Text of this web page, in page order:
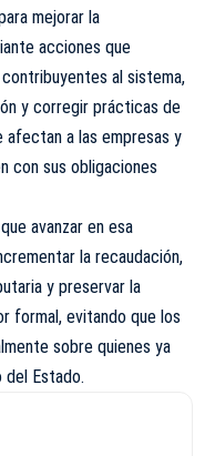
mejorar la
acciones que
al sistema,
y corregir prácticas de
a las empresas y
con sus obligaciones
avanzar en esa
la recaudación,
y preservar la
formal, evitando que los
sobre quienes ya
del Estado.